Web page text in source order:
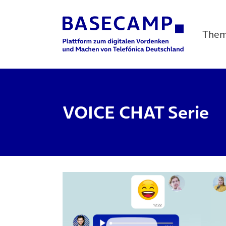
Main Navigation
VOICE CHAT Serie